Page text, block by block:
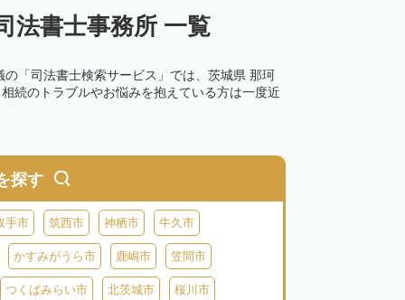
法書士事務所 一覧
「司法書士検索サービス」では、茨城県 那珂
続のトラブルやお悩みを抱えている方は一度近
探す
手市 筑西市 神栖市 牛久市
かすみがうら市 鹿嶋市 笠間市
つくばみらい市 北茨城市 桜川市